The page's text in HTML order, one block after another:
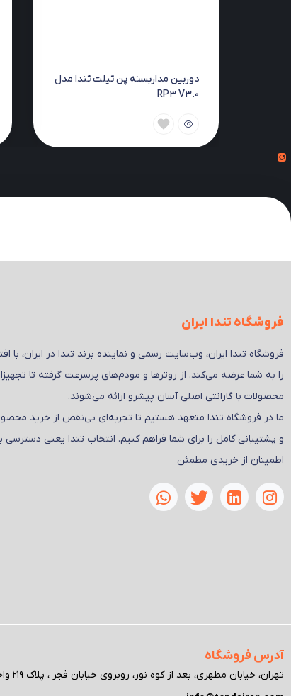
دوربین مداربسته پن تیلت تندا مدل
RP3 V3.0
فروشگاه تندا ایران
فروشگاه تندا ایران، وب‌سایت رسمی و نماینده برند تندا در ایران،
را به شما عرضه می‌کند. از روترها و مودم‌های پرسرعت گرفته تا
محصولات با گارانتی اصلی آسان پیشرو ارائه می‌شوند.
ما در فروشگاه تندا متعهد هستیم تا تجربه‌ای بی‌نقص از خرید
و پشتیبانی کامل را برای شما فراهم کنیم. انتخاب تندا یعنی
اطمینان از خریدی مطمئن
آدرس فروشگاه
تهران، خیابان مطهری، بعد از کوه نور، روبروی خیابان فجر ، پلاک ۲۱۹ واحد ۱